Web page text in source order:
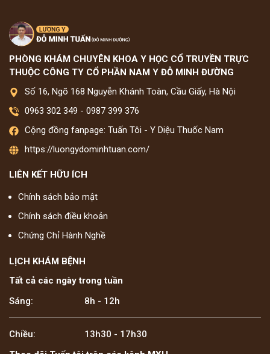
PHÒNG KHÁM CHUYÊN KHOA Y HỌC CỔ TRUYỀN TRỰC
THUỘC CÔNG TY CỔ PHẦN NAM Y ĐỖ MINH ĐƯỜNG
Số 16, Ngõ 168 Nguyễn Khánh Toàn, Cầu Giấy, Hà Nội
0963 302 349 - 0987 399 376
Cộng đồng fanpage: Tuấn Tôi - Y Diệu Thuốc Nam
https://luongydominhtuan.com/
LIÊN KẾT HỮU ÍCH
Chính sách bảo mật
Chính sách điều khoản
Chứng Chỉ Hành Nghề
LỊCH KHÁM BỆNH
Tất cả các ngày trong tuần
Sáng:
8h - 12h
Chiều:
13h30 - 17h30